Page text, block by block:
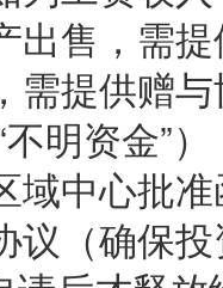
出售，需
需提供赠
明资金”
域中心批
议（确保